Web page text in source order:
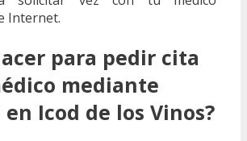
Internet.
para pedir cita
mediante
Icod de los Vinos?